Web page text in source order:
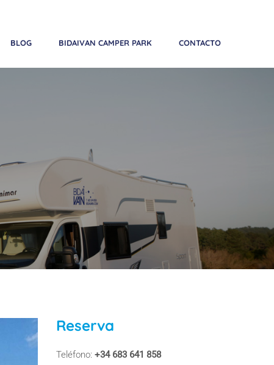
BLOG BIDAIVAN CAMPER PARK CONTACTO
Reserva
Teléfono: +34 683 641 858